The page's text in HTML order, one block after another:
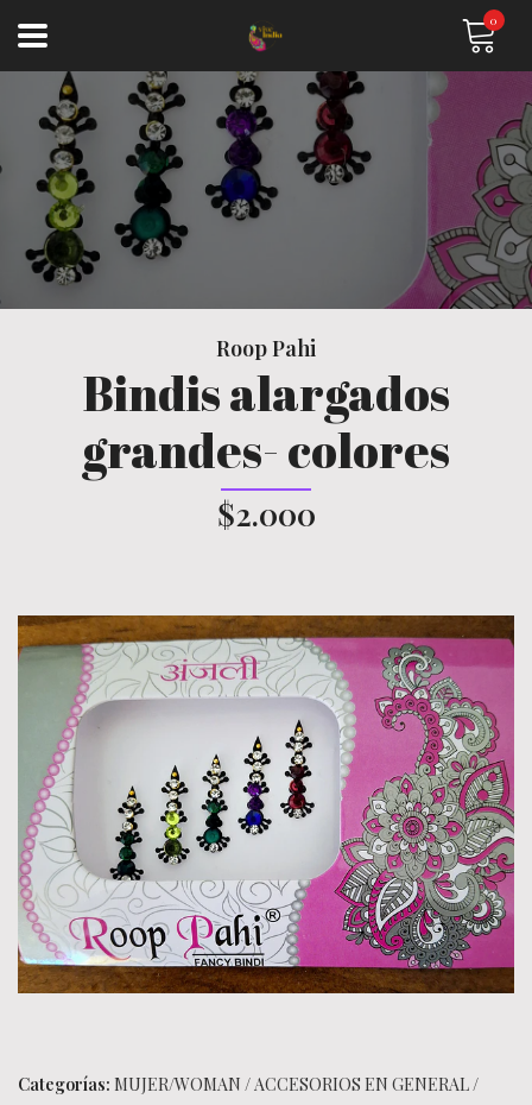
0
Roop Pahi
Bindis alargados
grandes- colores
$2.000
Categorías: MUJER/WOMAN /ACCESORIOS EN GENERAL/